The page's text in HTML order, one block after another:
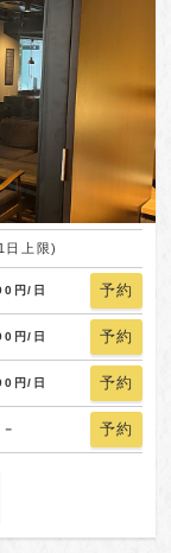
日上限)
円/日 予約
円/日 予約
円/日 予約
－ 予約